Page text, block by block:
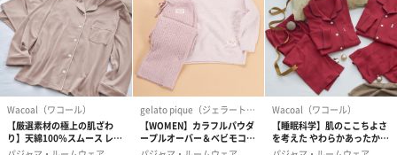
紙袋
お渡し用の紙袋です。
商品に合わせたサイズをお届けします。